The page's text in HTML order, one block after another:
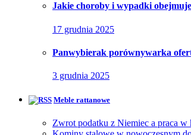
Jakie choroby i wypadki
17 grudnia 2025
Panwybierak porównywarka
3 grudnia 2025
Meble rattanowe
Zwrot podatku z Niemiec a praca